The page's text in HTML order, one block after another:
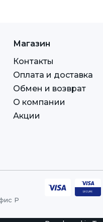
Магазин
Контакты
Оплата и доставка
Обмен и возврат
О компании
Акции
Р